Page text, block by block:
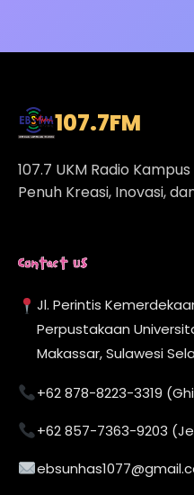
107.7FM
107.7 UKM Radio Kampus
Penuh Kreasi, Inovasi,
Contact Us
Jl. Perintis
Perpustakaan
Makassar, Sulawesi
+62 878-8223-3319
+62 857-7363-9203